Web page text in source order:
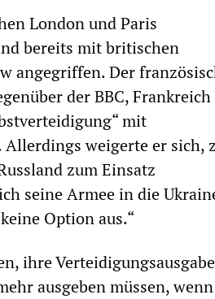
London und Paris
bereits mit britischen
angegriffen. Der
der BBC, Frankreich
mit
weigerte er sich,
zum Einsatz
seine Armee in die
Option aus.“
ihre
ausgeben müssen, wenn